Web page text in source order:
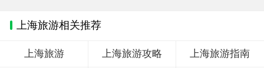
上海旅游相关推荐
上海旅游 上海旅游攻略 上海旅游指南